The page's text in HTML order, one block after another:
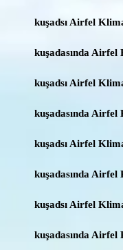
kuşadsı Airfel
kuşadasında Airfel
kuşadsı Airfel
kuşadasında
kuşadsı Airfel
kuşadasında Airfel
kuşadsı Airfel
kuşadasında